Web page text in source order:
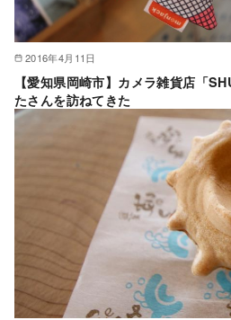
2016年4月11日
【愛知県岡崎市】カメラ雑貨店「
たさんを訪ねてきた